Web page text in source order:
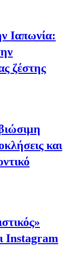
Ιαπωνία:
ζέστης
και
Instagram